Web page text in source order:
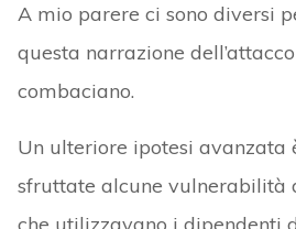
A mio parere ci sono diversi
questa narrazione
combaciano.
Un ulteriore ipotesi avanzata
sfruttate alcune vulnerabilità